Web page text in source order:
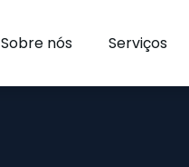
Sobre nós Serviços